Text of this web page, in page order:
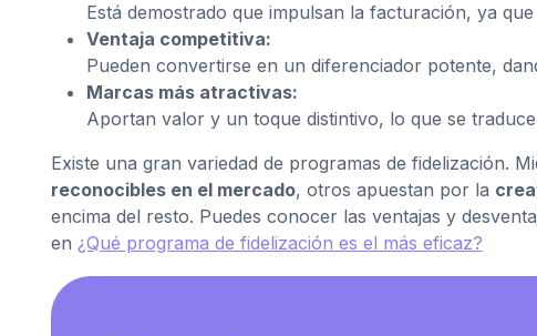
Está demostrado que impulsan la facturación, ya
Ventaja competitiva:
Pueden convertirse en un diferenciador potente,
Marcas más atractivas:
Aportan valor y un toque distintivo, lo que se
Existe una gran variedad de programas de fidelización.
reconocibles en el mercado, otros apuestan por la
encima del resto. Puedes conocer las ventajas y
en ¿Qué programa de fidelización es el más eficaz?